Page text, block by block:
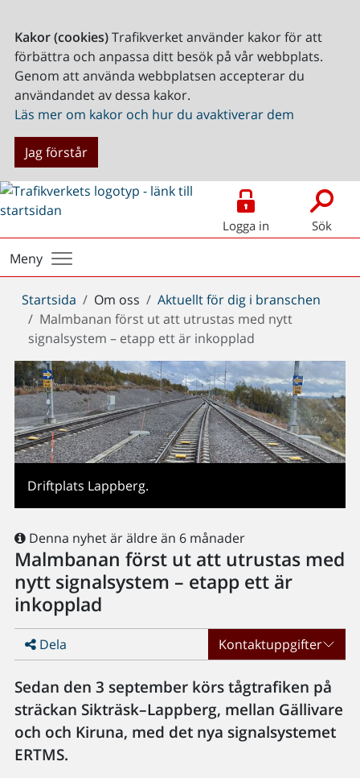
Kakor (cookies)Trafikverket använder kakor för att
förbättra och anpassa ditt besök på vår webbplats.
Genom att använda webbplatsen accepterar du
användandet av dessa kakor.
Läs mer om kakor och hur du avaktiverar dem
Jag förstår
Logga in Sök
Meny
Du
är
här:
Startsida Om oss
Aktuellt för dig i branschen
Malmbanan först ut att utrustas med nytt
signalsystem – etapp ett är inkopplad
Driftplats Lappberg.
Denna nyhet är äldre än 6 månader
Malmbanan först ut att utrustas med
nytt signalsystem – etapp ett är
inkopplad
Dela Kontaktuppgifter
Sedan den 3 september körs tågtrafiken på
sträckan Sikträsk–Lappberg, mellan Gällivare
och och Kiruna, med det nya signalsystemet
ERTMS.